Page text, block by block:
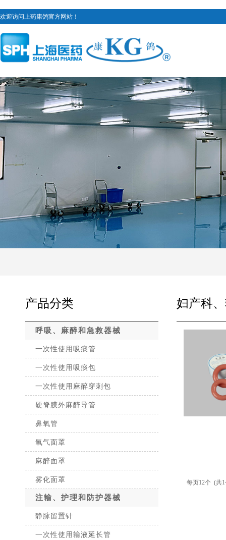
欢迎访问上药康鸽官方网站！
产品分类
呼吸、麻醉和急救器械
一次性使用吸痰管
一次性使用吸痰包
一次性使用麻醉穿刺包
硬脊膜外麻醉导管
鼻氧管
氧气面罩
麻醉面罩
雾化面罩
注输、护理和防护器械
静脉留置针
一次性使用输液延长管
妇产科
每页12个 (共1